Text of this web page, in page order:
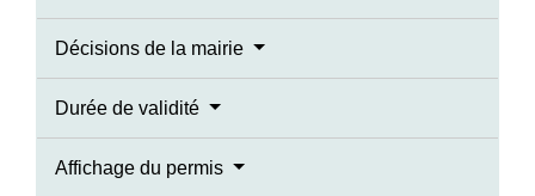
Décisions de la mairie
Durée de validité
Affichage du permis